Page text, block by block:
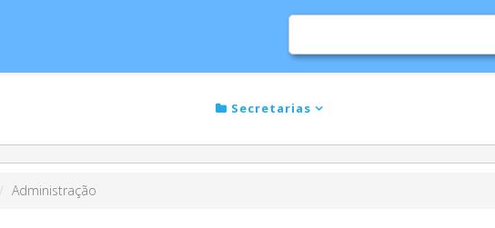
Secretarias
Administração